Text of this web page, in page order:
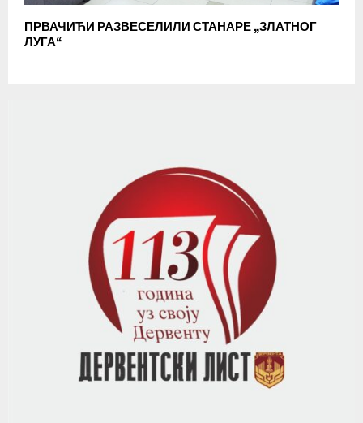
ПРВАЧИЋИ РАЗВЕСЕЛИЛИ СТАНАРЕ „ЗЛАТНОГ
ЛУГА“